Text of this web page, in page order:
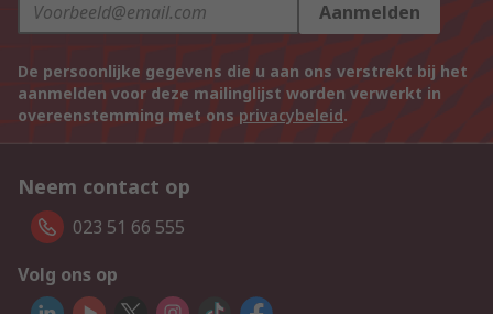
Aanmelden
De persoonlijke gegevens die u aan ons verstrekt bij het
aanmelden voor deze mailinglijst worden verwerkt in
overeenstemming met ons privacybeleid.
Neem contact op
023 51 66 555
Volg ons op